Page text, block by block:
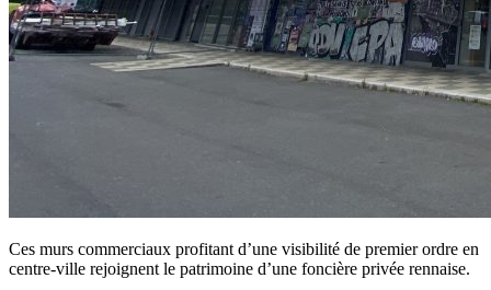
Ces murs commerciaux profitant d’une visibilité de premier ordre en
centre-ville rejoignent le patrimoine d’une foncière privée rennaise.